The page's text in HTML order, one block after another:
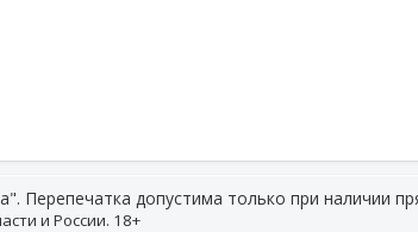
Перепечатка допустима только при наличии
и России. 18+